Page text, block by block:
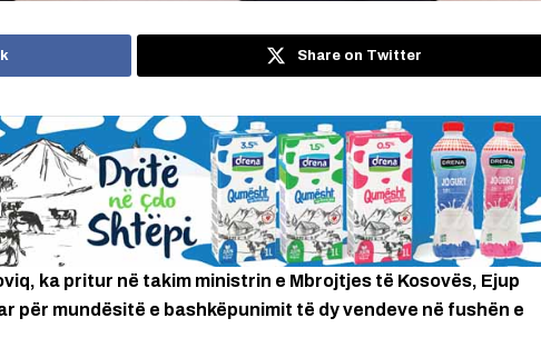
Share on Twitter
ka pritur në takim ministrin e Mbrojtjes të Kosovës, Ejup
për mundësitë e bashkëpunimit të dy vendeve në fushën e